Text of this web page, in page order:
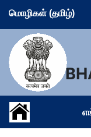
மொழிகள் (தமிழ்)